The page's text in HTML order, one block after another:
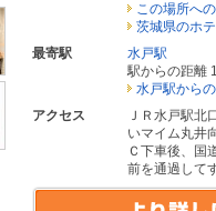
この場所へ
茨城県のホ
最寄駅
水戸駅
駅からの距離
水戸駅から
アクセス
ＪＲ水戸駅北
いマイム丸井
Ｃ下車後、国
前を通過して